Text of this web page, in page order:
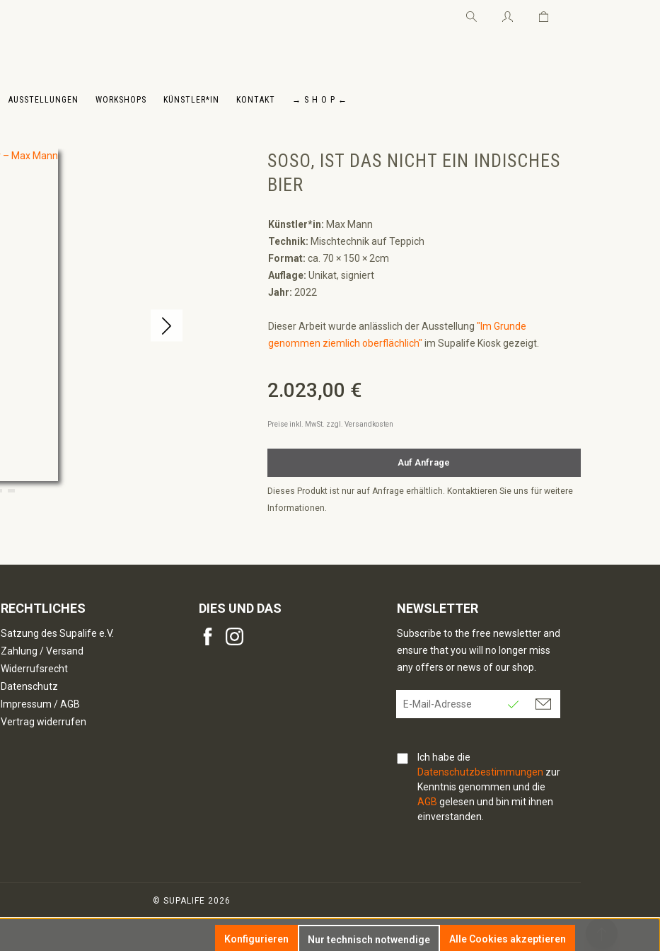
Warenkorb enthält 0
AUSSTELLUNGEN WORKSHOPS KÜNSTLER*IN KONTAKT → S H O P ←
SOSO, IST DAS NICHT EIN INDISCHES
BIER
Künstler*in: Max Mann
Technik: Mischtechnik auf Teppich
Format: ca. 70 × 150 × 2cm
Auflage: Unikat, signiert
Jahr: 2022
Dieser Arbeit wurde anlässlich der Ausstellung "Im Grunde
genommen ziemlich oberflächlich" im Supalife Kiosk gezeigt.
Regulärer Preis:
2.023,00 €
Preise inkl. MwSt. zzgl. Versandkosten
Auf Anfrage
Dieses Produkt ist nur auf Anfrage erhältlich. Kontaktieren Sie uns für weitere
Informationen.
RECHTLICHES
Satzung des Supalife e.V.
Zahlung / Versand
Widerrufsrecht
Datenschutz
Impressum / AGB
Vertrag widerrufen
DIES UND DAS NEWSLETTER
Subscribe to the free newsletter and
ensure that you will no longer miss
any offers or news of our shop.
Ich habe die
Datenschutzbestimmungen zur
Kenntnis genommen und die
AGB gelesen und bin mit ihnen
einverstanden.
© SUPALIFE 2026
Nur technisch notwendige
Konfigurieren Alle Cookies akzeptieren